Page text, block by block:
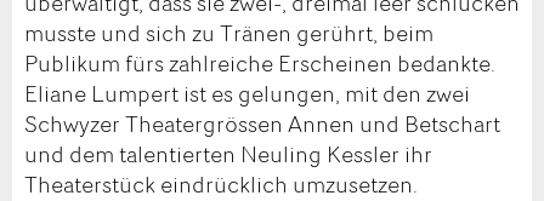
musste und sich zu Tränen gerührt, beim
Publikum fürs zahlreiche Erscheinen bedankte.
Eliane Lumpert ist es gelungen, mit den zwei
Schwyzer Theatergrössen Annen und Betschart
und dem talentierten Neuling Kessler ihr
Theaterstück eindrücklich umzusetzen.